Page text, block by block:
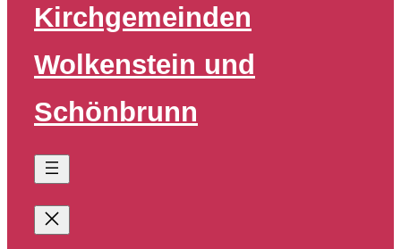
Kirchgemeinden
Wolkenstein und
Schönbrunn